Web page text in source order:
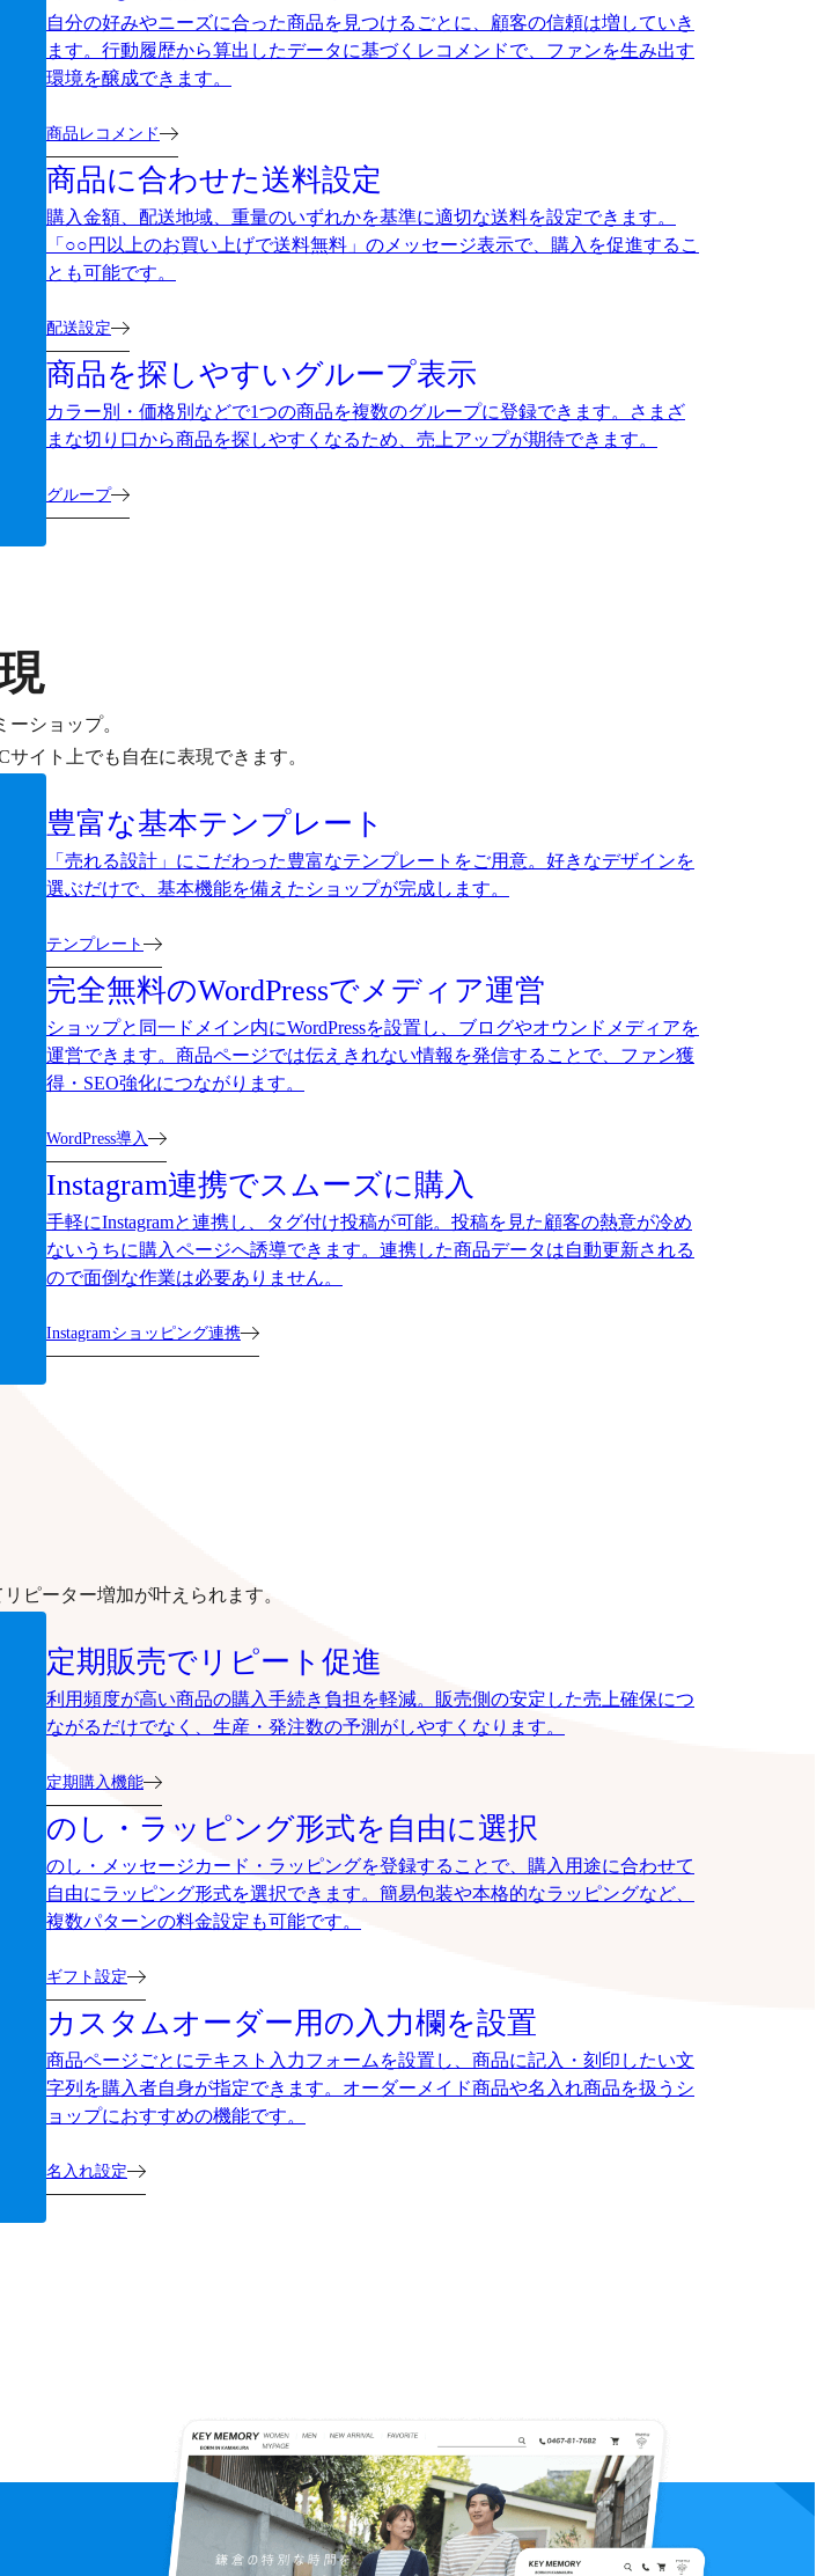
自分の好みやニーズに合った商品を見つけるごとに、顧客の信頼は増していき
ます。行動履歴から算出したデータに基づくレコメンドで、ファンを生み出す
環境を醸成できます。
商品レコメンド
商品に合わせた送料設定
購入金額、配送地域、重量のいずれかを基準に適切な送料を設定できます。
「○○円以上のお買い上げで送料無料」のメッセージ表示で、購入を促進するこ
とも可能です。
配送設定
商品を探しやすいグループ表示
カラー別・価格別などで1つの商品を複数のグループに登録できます。さまざ
まな切り口から商品を探しやすくなるため、売上アップが期待できます。
グループ
ショップ。
イト上でも自在に表現できます。
豊富な基本テンプレート
「売れる設計」にこだわった豊富なテンプレートをご用意。好きなデザインを
選ぶだけで、基本機能を備えたショップが完成します。
テンプレート
完全無料のWordPressでメディア運営
ショップと同一ドメイン内にWordPressを設置し、ブログやオウンドメディアを
運営できます。商品ページでは伝えきれない情報を発信することで、ファン獲
得・SEO強化につながります。
WordPress導入
Instagram連携でスムーズに購入
手軽にInstagramと連携し、タグ付け投稿が可能。投稿を見た顧客の熱意が冷め
ないうちに購入ページへ誘導できます。連携した商品データは自動更新される
ので面倒な作業は必要ありません。
Instagramショッピング連携
ピーター増加が叶えられます。
定期販売でリピート促進
利用頻度が高い商品の購入手続き負担を軽減。販売側の安定した売上確保につ
ながるだけでなく、生産・発注数の予測がしやすくなります。
定期購入機能
のし・ラッピング形式を自由に選択
のし・メッセージカード・ラッピングを登録することで、購入用途に合わせて
自由にラッピング形式を選択できます。簡易包装や本格的なラッピングなど、
複数パターンの料金設定も可能です。
ギフト設定
カスタムオーダー用の入力欄を設置
商品ページごとにテキスト入力フォームを設置し、商品に記入・刻印したい文
字列を購入者自身が指定できます。オーダーメイド商品や名入れ商品を扱うシ
ョップにおすすめの機能です。
名入れ設定